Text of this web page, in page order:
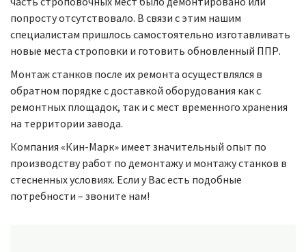
попросту отсутствовало. В связи с этим нашим
специалистам пришлось самостоятельно изготавливать
новые места строповки и готовить обновленный ППР.
Монтаж станков после их ремонта осуществлялся в
обратном порядке с доставкой оборудования как с
ремонтных площадок, так и с мест временного хранения
на территории завода.
Компания «Кин-Марк» имеет значительный опыт по
производству работ по демонтажу и монтажу станков в
стесненных условиях. Если у Вас есть подобные
потребности – звоните нам!